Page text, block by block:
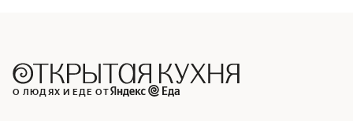
О ЛЮДЯХ И ЕДЕ ОТ